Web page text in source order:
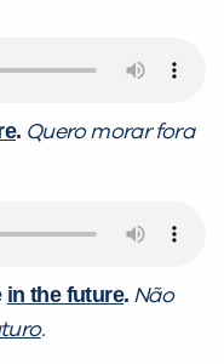
. Quero morar fora
in the future. Não
.